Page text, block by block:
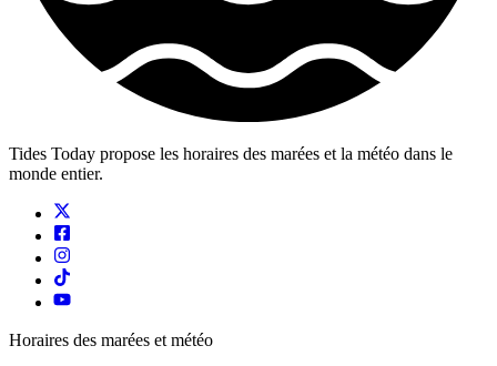
Tides Today propose les horaires des marées et la météo dans le
monde entier.
Horaires des marées et météo